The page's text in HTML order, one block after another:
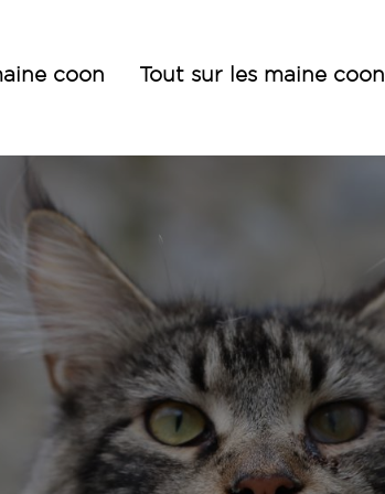
coon Tout sur les maine coon